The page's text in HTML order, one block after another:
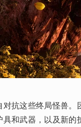
抗这些终局怪兽
和武器，以及新